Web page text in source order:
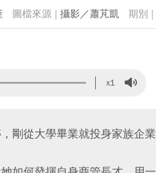
攝影／蕭芃凱
x1
剛從大學畢業就投身家族企業